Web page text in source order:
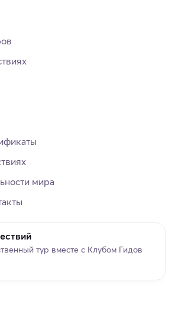
мира
тур вместе с Клубом Гидов